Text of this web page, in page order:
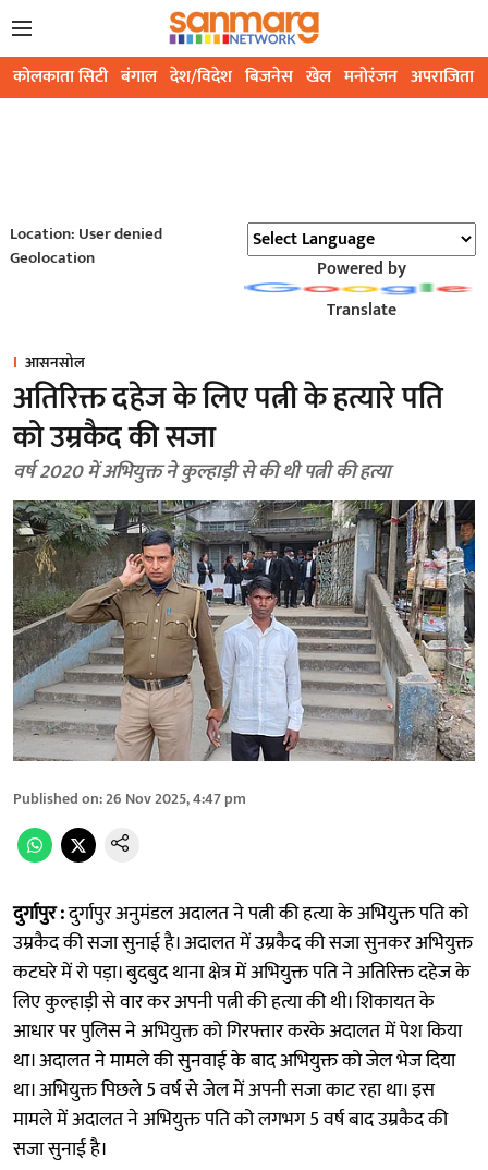
कोलकाता सिटी बंगाल देश/विदेश बिजनेस खेल मनोरंजन अपराजिता
Location: User denied
Geolocation
Powered by
Translate
आसनसोल
अतिरिक्त दहेज के लिए पत्नी के हत्यारे पति
को उम्रकैद की सजा
वर्ष 2020 में अभियुक्त ने कुल्हाड़ी से की थी पत्नी की हत्या
Published on:26 Nov 2025, 4:47 pm
दुर्गापुर :दुर्गापुर अनुमंडल अदालत ने पत्नी की हत्या के अभियुक्त पति को
उम्रकैद की सजा सुनाई है। अदालत में उम्रकैद की सजा सुनकर अभियुक्त
कटघरे में रो पड़ा। बुदबुद थाना क्षेत्र में अभियुक्त पति ने अतिरिक्त दहेज के
लिए कुल्हाड़ी से वार कर अपनी पत्नी की हत्या की थी। शिकायत के
आधार पर पुलिस ने अभियुक्त को गिरफ्तार करके अदालत में पेश किया
था। अदालत ने मामले की सुनवाई के बाद अभियुक्त को जेल भेज दिया
था। अभियुक्त पिछले 5 वर्ष से जेल में अपनी सजा काट रहा था। इस
मामले में अदालत ने अभियुक्त पति को लगभग 5 वर्ष बाद उम्रकैद की
सजा सुनाई है।